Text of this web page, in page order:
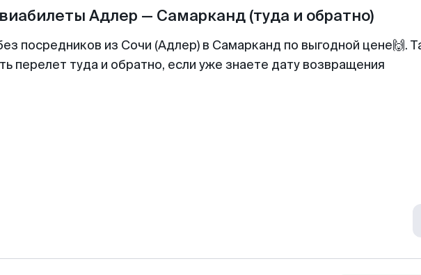
Адлер — Самарканд (туда и обратно)
посредников из Сочи (Адлер) в Самарканд по выгодной цене🙌.
перелет туда и обратно, если уже знаете дату возвращения